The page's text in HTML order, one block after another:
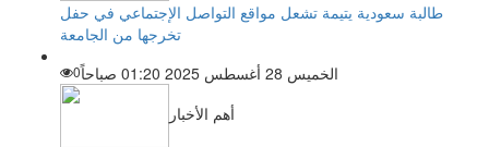
طالبة سعودية يتيمة تشعل مواقع التواصل الإجتماعي في حفل
تخرجها من الجامعة
الخميس 28 أغسطس 2025 01:20 صباحاً
0
أهم الأخبار